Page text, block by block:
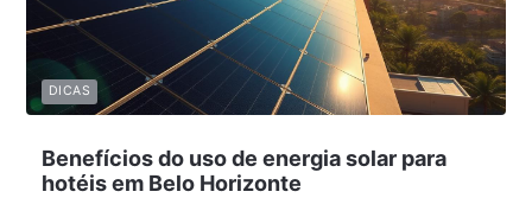
Benefícios do uso de energia solar para
hotéis em Belo Horizonte
DICAS